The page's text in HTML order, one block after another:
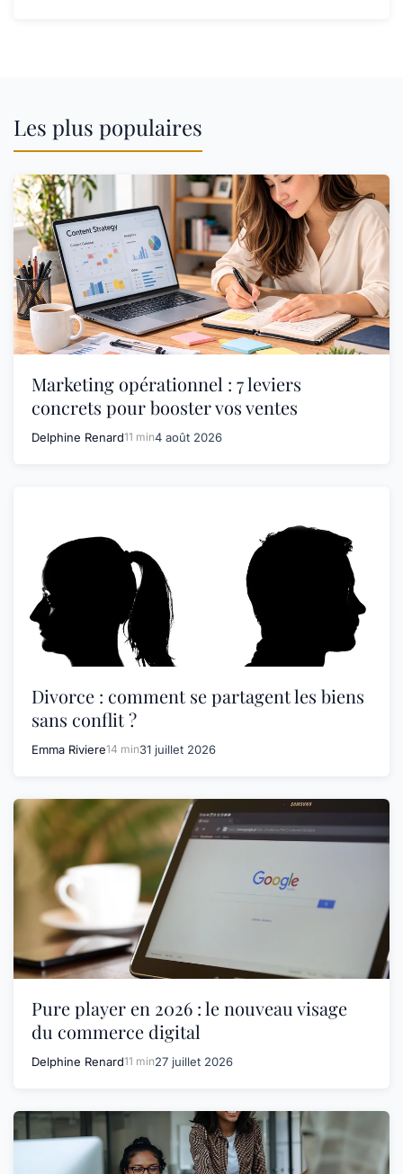
Les plus populaires
Marketing opérationnel : 7 leviers
concrets pour booster vos ventes
Delphine Renard11 min4 août 2026
Divorce : comment se partagent les biens
sans conflit ?
Emma Riviere14 min31 juillet 2026
Pure player en 2026 : le nouveau visage
du commerce digital
Delphine Renard11 min27 juillet 2026